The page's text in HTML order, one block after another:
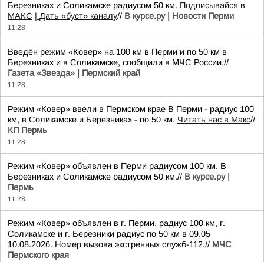
Березниках и Соликамске радиусом 50 км. Подписывайся в
МАКС | Дать «буст» каналу// В курсе.ру | Новости Перми
11:28
Введён режим «Ковер» на 100 км в Перми и по 50 км в
Березниках и в Соликамске, сообщили в МЧС России.//
Газета «Звезда» | Пермский край
11:28
Режим «Ковер» ввели в Пермском крае В Перми - радиус 100
км, в Соликамске и Березниках - по 50 км. Читать нас в Макс//
КП Пермь
11:28
Режим «Ковер» объявлен в Перми радиусом 100 км. В
Березниках и Соликамске радиусом 50 км.// В курсе.ру |
Пермь
11:28
Режим «Ковер» объявлен в г. Перми, радиус 100 км, г.
Соликамске и г. Березники радиус по 50 км в 09.05
10.08.2026. Номер вызова экстренных служб-112.// МЧС
Пермского края